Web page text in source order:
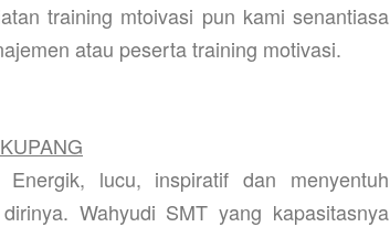
training mtoivasi pun kami senantiasa
atau peserta training motivasi.
Energik, lucu, inspiratif dan menyentuh
Wahyudi SMT yang kapasitasnya